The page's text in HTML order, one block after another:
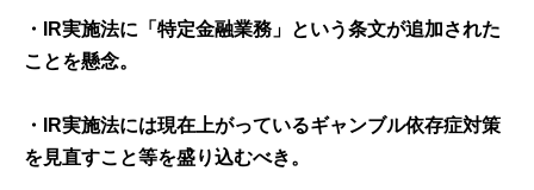
・ IR実施法に「特定金融業務」という条文が追加された
ことを懸念。
・ IR実施法には現在上がっているギャンブル依存症対策
を見直すこと等を盛り込むべき。